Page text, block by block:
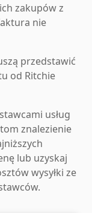
zakupów z
nie
przedstawić
od Ritchie
usług
znalezienie
lub uzyskaj
wysyłki ze